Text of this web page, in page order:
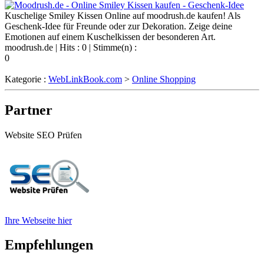
Kuschelige Smiley Kissen Online auf moodrush.de kaufen! Als
Geschenk-Idee für Freunde oder zur Dekoration. Zeige deine
Emotionen auf einem Kuschelkissen der besonderen Art.
moodrush.de | Hits : 0 | Stimme(n) :
0
Kategorie : WebLinkBook.com > Online Shopping
Partner
Website SEO Prüfen
Ihre Webseite hier
Empfehlungen